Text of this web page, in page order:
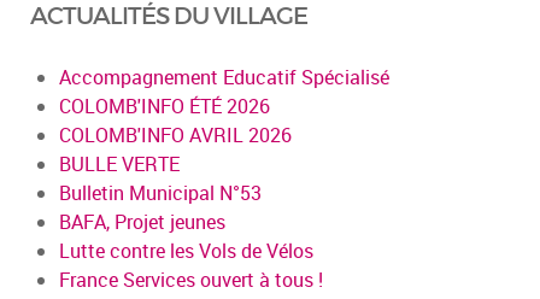
ACTUALITÉS DU VILLAGE
Accompagnement Educatif Spécialisé
COLOMB'INFO ÉTÉ 2026
COLOMB'INFO AVRIL 2026
BULLE VERTE
Bulletin Municipal N°53
BAFA, Projet jeunes
Lutte contre les Vols de Vélos
France Services ouvert à tous !